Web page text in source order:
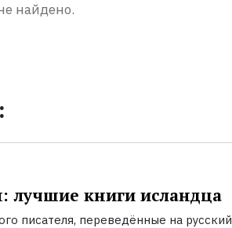
найдено.
лучшие книги исландца
писателя, переведённые на русский